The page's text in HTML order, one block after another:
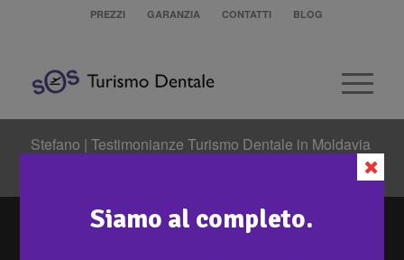
PREZZI GARANZIA CONTATTI BLOG
Stefano | Testimonianze Turismo Dentale in Moldavia
Siamo al completo.